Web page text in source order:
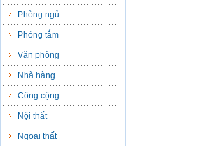
Phòng ngủ
Phòng tắm
Văn phòng
Nhà hàng
Công cộng
Nội thất
Ngoại thất